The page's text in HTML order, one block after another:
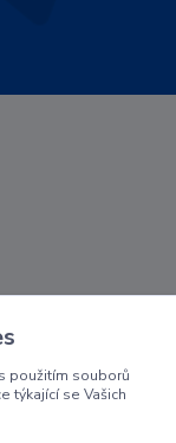
s použitím souborů
týkající se Vašich